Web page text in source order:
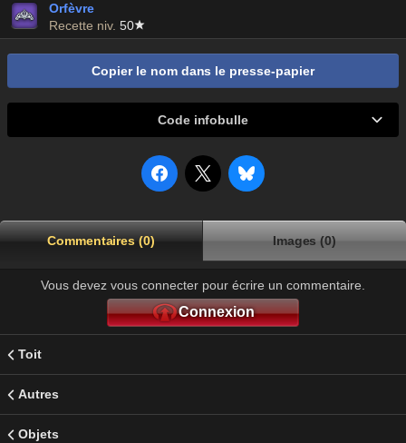
Orfèvre
Recette niv. 50
Copier le nom dans le presse-papier
Code infobulle
Commentaires (0) Images (0)
Vous devez vous connecter pour écrire un commentaire.
Connexion
Toit
Autres
Objets